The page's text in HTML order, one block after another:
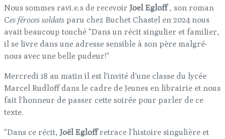
Nous sommes ravi.e.s de recevoir Joel Egloff, son roman
Ces féroces soldats paru chez Buchet Chastel en 2024 nous
avait beaucoup touché "Dans un récit singulier et familier,
il se livre dans une adresse sensible à son père malgré-
nous avec une belle pudeur!"
Mercredi 18 au matin il est l'invité d'une classe du lycée
Marcel Rudloff dans le cadre de Jeunes en librairie et nous
fait l'honneur de passer cette soirée pour parler de ce
texte.
"Dans ce récit, Joël Egloffretrace l'histoire singulière et